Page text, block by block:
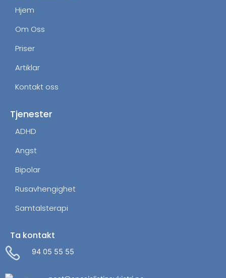
k
Hjem
Om Oss
Priser
Artiklar
Kontakt oss
Tjenester
ADHD
Angst
Bipolar
Rusavhengighet
Samtalsterapi
Ta kontakt
94 05 55 55